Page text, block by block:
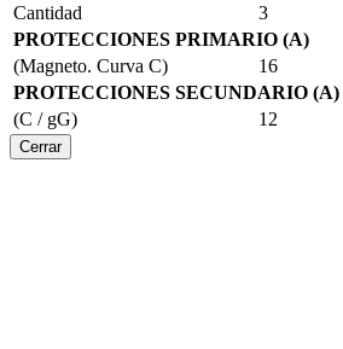
Cantidad
3
PROTECCIONES PRIMARIO (A)
(Magneto. Curva C)
16
PROTECCIONES SECUNDARIO (A)
(C / gG)
12
Cerrar